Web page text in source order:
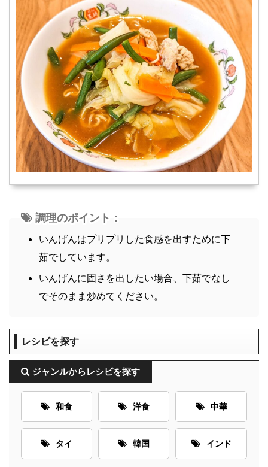
調理のポイント：
いんげんはプリプリした食感を出すために下
茹でしています。
いんげんに固さを出したい場合、下茹でなし
でそのまま炒めてください。
レシピを探す
ジャンルからレシピを探す
和食 洋食 中華
タイ 韓国 インド